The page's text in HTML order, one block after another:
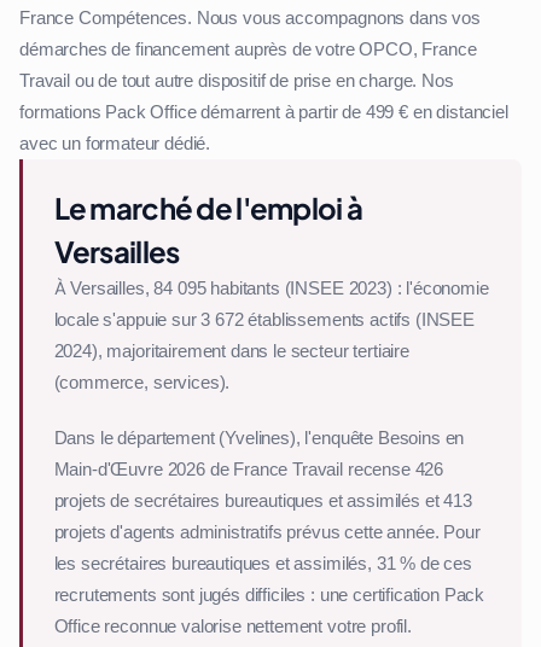
France Compétences. Nous vous accompagnons dans vos
démarches de financement auprès de votre OPCO, France
Travail ou de tout autre dispositif de prise en charge. Nos
formations Pack Office démarrent à partir de 499 € en distanciel
avec un formateur dédié.
Le marché de l'emploi à
Versailles
À Versailles, 84 095 habitants (INSEE 2023) : l'économie
locale s'appuie sur 3 672 établissements actifs (INSEE
2024), majoritairement dans le secteur tertiaire
(commerce, services).
Dans le département (Yvelines), l'enquête Besoins en
Main-d'Œuvre 2026 de France Travail recense 426
projets de secrétaires bureautiques et assimilés et 413
projets d'agents administratifs prévus cette année. Pour
les secrétaires bureautiques et assimilés, 31 % de ces
recrutements sont jugés difficiles : une certification Pack
Office reconnue valorise nettement votre profil.